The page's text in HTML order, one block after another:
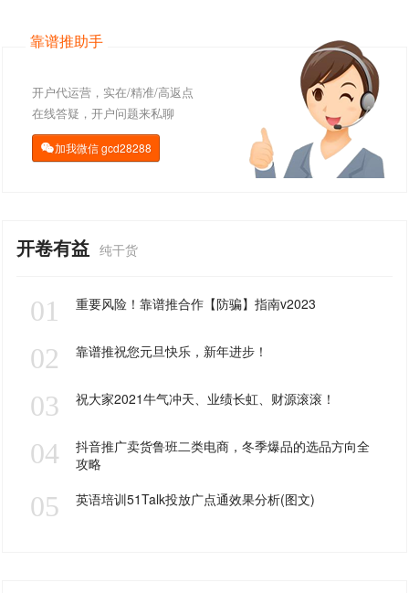
靠谱推助手
开户代运营，实在/精准/高返点
在线答疑，开户问题来私聊
加我微信gcd28288
开卷有益 纯干货
01 重要风险！靠谱推合作【防骗】指南v2023
02 靠谱推祝您元旦快乐，新年进步！
03 祝大家2021牛气冲天、业绩长虹、财源滚滚！
04
抖音推广卖货鲁班二类电商，冬季爆品的选品方向全
攻略
05 英语培训51Talk投放广点通效果分析(图文)